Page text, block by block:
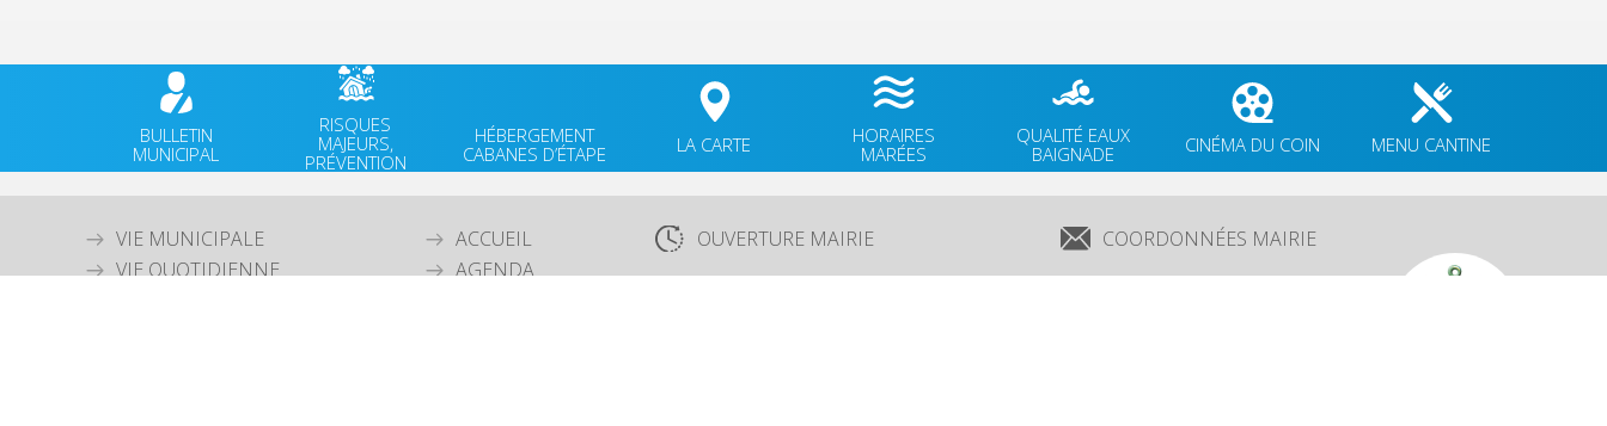
BULLETIN
MUNICIPAL
RISQUES
MAJEURS,
PRÉVENTION
HÉBERGEMENT
CABANES D’ÉTAPE
LA CARTE
HORAIRES
MARÉES
QUALITÉ EAUX
BAIGNADE
CINÉMA DU COIN MENU CANTINE
VIE MUNICIPALE
VIE QUOTIDIENNE
ACCUEIL
AGENDA
OUVERTURE MAIRIE
Lundi: 9h30-12h00 & 15h30-18h30
COORDONNÉES MAIRIE
3 Grande Rue,